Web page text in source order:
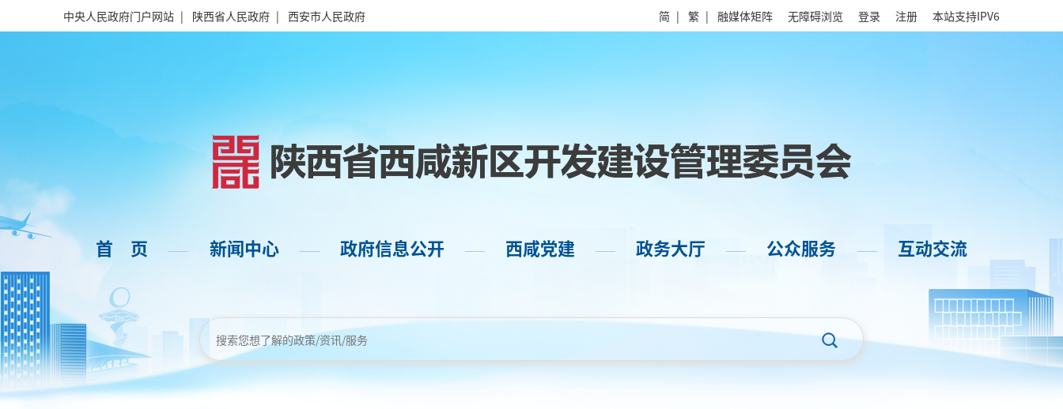
中央人民政府门户网站 | 陕西省人民政府 | 西安市人民政府 简 | 繁 | 融媒体矩阵 无障碍浏览 登录 注册 本站支持IPV6
首 页 —— 新闻中心 —— 政府信息公开 —— 西咸党建 —— 政务大厅 —— 公众服务 —— 互动交流